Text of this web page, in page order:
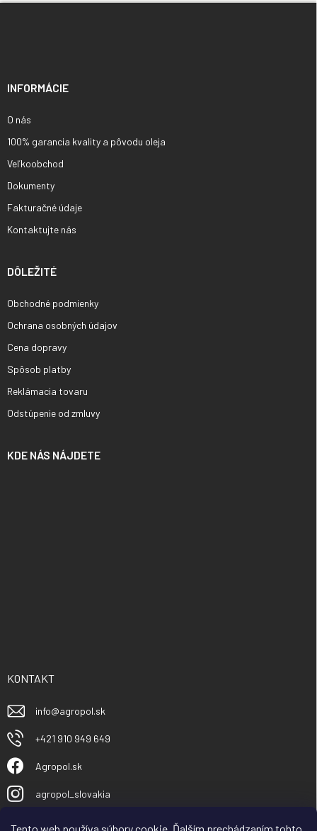
INFORMÁCIE
O nás
100% garancia kvality a pôvodu oleja
Veľkoobchod
Dokumenty
Fakturačné údaje
Kontaktujte nás
DÔLEŽITÉ
Obchodné podmienky
Ochrana osobných údajov
Cena dopravy
Spôsob platby
Reklámacia tovaru
Odstúpenie od zmluvy
KDE NÁS NÁJDETE
KONTAKT
info@agropol.sk
+421 910 949 649
Agropol.sk
agropol_slovakia